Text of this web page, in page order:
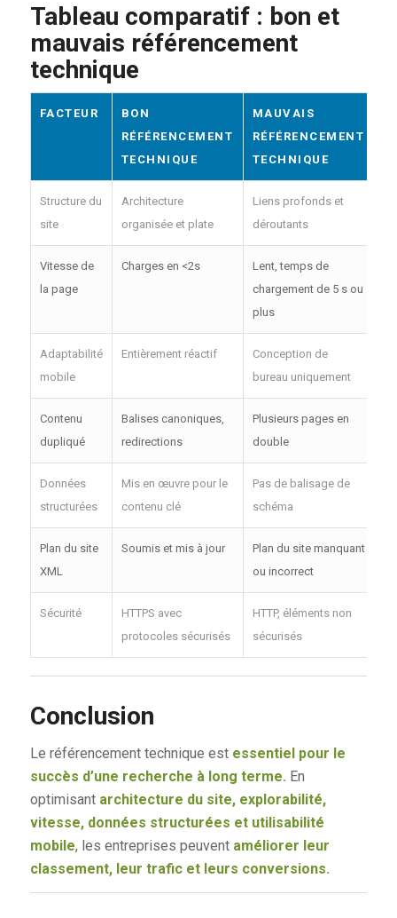
Tableau comparatif : bon et
mauvais référencement
technique
FACTEUR
BON
RÉFÉRENCEMENT
TECHNIQUE
MAUVAIS
RÉFÉRENCEMENT
TECHNIQUE
Structure du
site
Architecture
organisée et plate
Liens profonds et
déroutants
Vitesse de
la page
Charges en <2s
Lent, temps de
chargement de 5 s ou
plus
Adaptabilité
mobile
Entièrement réactif
Conception de
bureau uniquement
Contenu
dupliqué
Balises canoniques,
redirections
Plusieurs pages en
double
Données
structurées
Mis en œuvre pour le
contenu clé
Pas de balisage de
schéma
Plan du site
XML
Soumis et mis à jour
Plan du site manquant
ou incorrect
Sécurité
HTTPS avec
protocoles sécurisés
HTTP, éléments non
sécurisés
Conclusion
Le référencement technique est essentiel pour le
succès d’une recherche à long terme. En
optimisant architecture du site, explorabilité,
vitesse, données structurées et utilisabilité
mobile, les entreprises peuvent améliorer leur
classement, leur trafic et leurs conversions.